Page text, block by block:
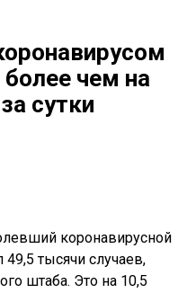
чем на
сутки
коронавирусной
тысячи случаев,
штаба. Это на 10,5